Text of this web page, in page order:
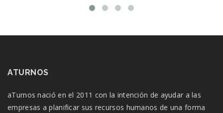
ATURNOS
aTurnos nació en el 2011 con la intención de ayudar a las
empresas a planificar sus recursos humanos de una forma